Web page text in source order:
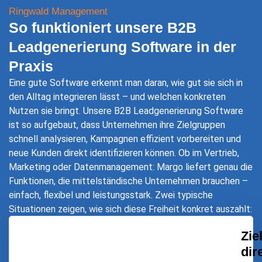
Ringwald Management
So funktioniert unsere B2B
Leadgenerierung Software in der
Praxis
Eine gute Software erkennt man daran, wie gut sie sich in
den Alltag integrieren lässt – und welchen konkreten
Nutzen sie bringt. Unsere B2B Leadgenerierung Software
ist so aufgebaut, dass Unternehmen ihre Zielgruppen
schnell analysieren, Kampagnen effizient vorbereiten und
neue Kunden direkt identifizieren können. Ob im Vertrieb,
Marketing oder Datenmanagement: Margo liefert genau die
Funktionen, die mittelständische Unternehmen brauchen –
einfach, flexibel und leistungsstark. Zwei typische
Situationen zeigen, wie sich diese Freiheit konkret auszahlt: